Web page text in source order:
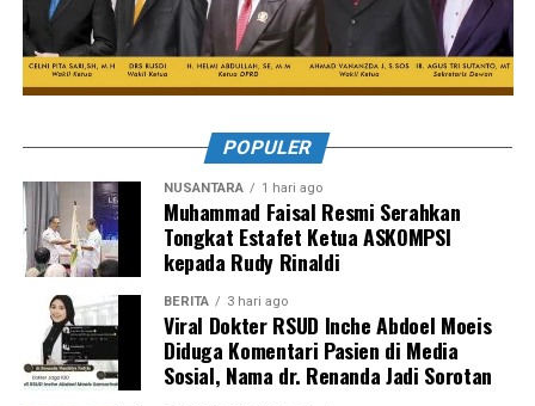
POPULER
NUSANTARA 1 hari ago
Muhammad Faisal Resmi Serahkan
Tongkat Estafet Ketua ASKOMPSI
kepada Rudy Rinaldi
BERITA 3 hari ago
Viral Dokter RSUD Inche Abdoel Moeis
Diduga Komentari Pasien di Media
Sosial, Nama dr. Renanda Jadi Sorotan